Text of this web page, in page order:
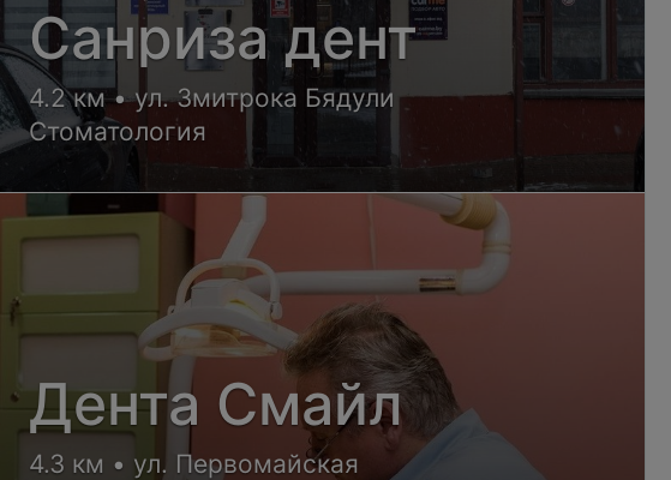
Санриза дент
4.2 км • ул. Змитрока Бядули
Стоматология
Дента Смайл
4.3 км • ул. Первомайская